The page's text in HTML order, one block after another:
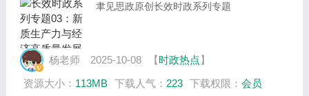
聿见思政原创长效时政系列专题
杨老师 2025-10-08 【时政热点】
资源大小： 113MB 下载人气： 223 下载权限： 会员